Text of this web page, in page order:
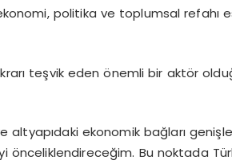
politika ve toplumsal refahı
teşvik eden önemli bir aktör
altyapıdaki ekonomik bağları
Bu noktada